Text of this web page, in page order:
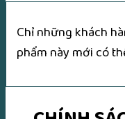
Chỉ những khách
phẩm này mới có